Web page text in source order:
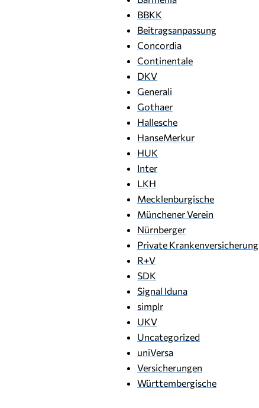
BBKK
Beitragsanpassung
Concordia
Continentale
DKV
Generali
Gothaer
Hallesche
HanseMerkur
HUK
Inter
LKH
Mecklenburgische
Münchener Verein
Nürnberger
Private Krankenversicherung
R+V
SDK
Signal Iduna
simplr
UKV
Uncategorized
uniVersa
Versicherungen
Württembergische